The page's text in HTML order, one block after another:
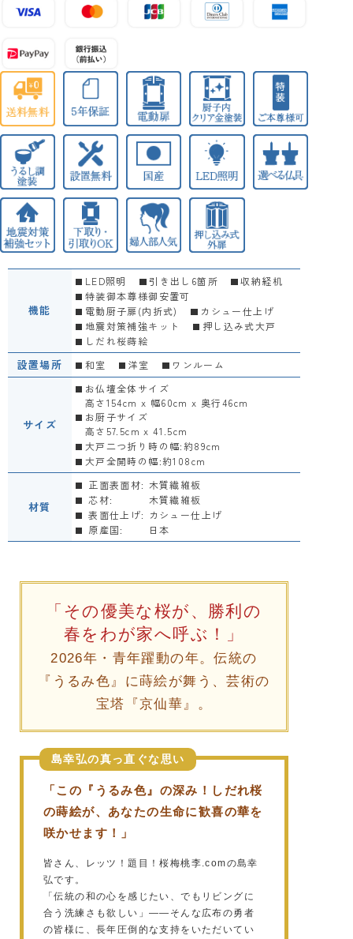
機能
LED照明 引き出し6箇所
収納経机
特装御本尊様御安置可
電動厨子扉(内折式)
カシュー仕上げ
地震対策補強キット
押し込み式大戸
しだれ桜蒔絵
設置場所 和室 洋室 ワンルーム
サイズ
お仏壇全体サイズ
高さ154cm x 幅60cm x 奥行46cm
お厨子サイズ
高さ57.5cm x 41.5cm
大戸二つ折り時の幅:約89cm
大戸全開時の幅:約108cm
材質
正面表面材: 木質繊維板
芯材:
木質繊維板
表面仕上げ: カシュー仕上げ
原産国:
日本
「その優美な桜が、勝利の
春をわが家へ呼ぶ！」
2026年・青年躍動の年。伝統の
『うるみ色』に蒔絵が舞う、芸術の
宝塔『京仙華』。
島幸弘の真っ直ぐな思い
「この『うるみ色』の深み！しだれ桜
の蒔絵が、あなたの生命に歓喜の華を
咲かせます！」
皆さん、レッツ！題目！桜梅桃李.comの島幸
弘です。
「伝統の和の心を感じたい、でもリビングに
合う洗練さも欲しい」——そんな広布の勇者
の皆様に、長年圧倒的な支持をいただいてい